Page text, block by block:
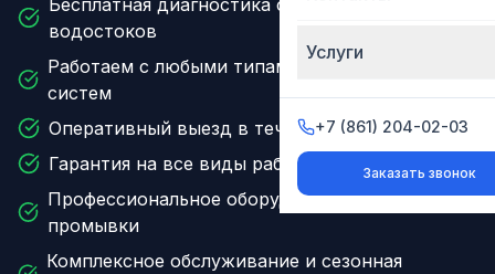
Услуги
+7 (861) 204-02-03
Заказать звонок
Услуги
+7 (861) 204-02-03
Заказать звонок
Бесплатная диагностика состояния
водостоков
Работаем с любыми типами водосточных
систем
Оперативный выезд в течение 24 часов
Гарантия на все виды работ до 3 лет
Профессиональное оборудование для
промывки
Комплексное обслуживание и сезонная